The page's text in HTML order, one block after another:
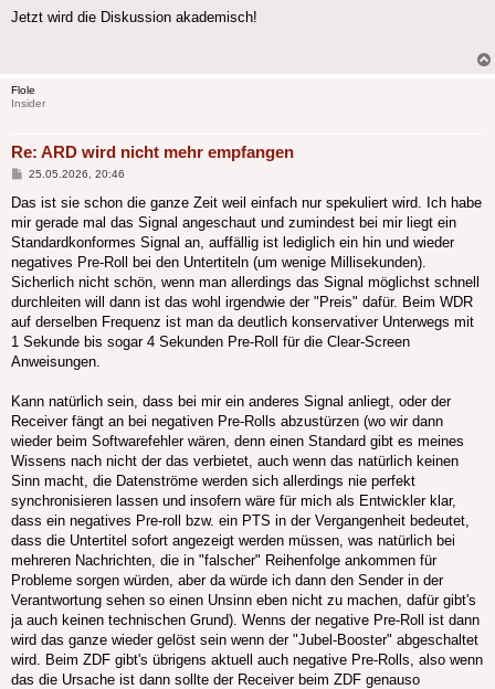
Jetzt wird die Diskussion akademisch!
Flole
Insider
Re: ARD wird nicht mehr empfangen
Beitrag
25.05.2026, 20:46
Das ist sie schon die ganze Zeit weil einfach nur spekuliert wird. Ich habe
mir gerade mal das Signal angeschaut und zumindest bei mir liegt ein
Standardkonformes Signal an, auffällig ist lediglich ein hin und wieder
negatives Pre-Roll bei den Untertiteln (um wenige Millisekunden).
Sicherlich nicht schön, wenn man allerdings das Signal möglichst schnell
durchleiten will dann ist das wohl irgendwie der "Preis" dafür. Beim WDR
auf derselben Frequenz ist man da deutlich konservativer Unterwegs mit
1 Sekunde bis sogar 4 Sekunden Pre-Roll für die Clear-Screen
Anweisungen.
Kann natürlich sein, dass bei mir ein anderes Signal anliegt, oder der
Receiver fängt an bei negativen Pre-Rolls abzustürzen (wo wir dann
wieder beim Softwarefehler wären, denn einen Standard gibt es meines
Wissens nach nicht der das verbietet, auch wenn das natürlich keinen
Sinn macht, die Datenströme werden sich allerdings nie perfekt
synchronisieren lassen und insofern wäre für mich als Entwickler klar,
dass ein negatives Pre-roll bzw. ein PTS in der Vergangenheit bedeutet,
dass die Untertitel sofort angezeigt werden müssen, was natürlich bei
mehreren Nachrichten, die in "falscher" Reihenfolge ankommen für
Probleme sorgen würden, aber da würde ich dann den Sender in der
Verantwortung sehen so einen Unsinn eben nicht zu machen, dafür gibt's
ja auch keinen technischen Grund). Wenns der negative Pre-Roll ist dann
wird das ganze wieder gelöst sein wenn der "Jubel-Booster" abgeschaltet
wird. Beim ZDF gibt's übrigens aktuell auch negative Pre-Rolls, also wenn
das die Ursache ist dann sollte der Receiver beim ZDF genauso